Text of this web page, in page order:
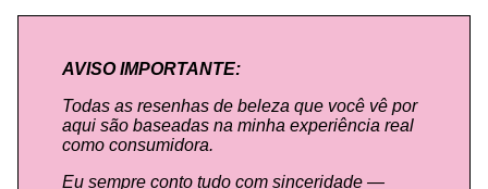
AVISO IMPORTANTE:
Todas as resenhas de beleza que você vê por
aqui são baseadas na minha experiência real
como consumidora.
Eu sempre conto tudo com sinceridade —